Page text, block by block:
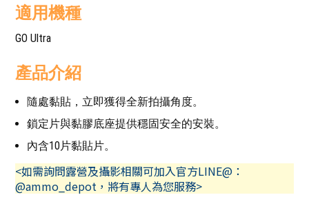
適用機種
GO Ultra
產品介紹
隨處黏貼，立即獲得全新拍攝角度。
鎖定片與黏膠底座提供穩固安全的安裝。
內含10片黏貼片。
<如需詢問露營及攝影相關可加入官方LINE@：
@ammo_depot，將有專人為您服務>